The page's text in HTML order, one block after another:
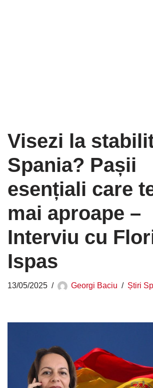
Visezi la
Spania? Pașii
esențiali care
mai aproape –
Interviu cu
Ispas
13/05/2025 Georgi Baciu Știri